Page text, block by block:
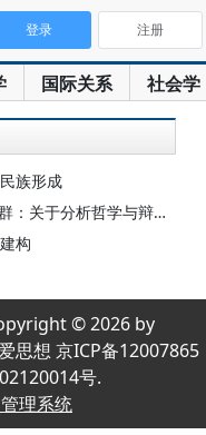
国际关系 社会学
登录 注册
族形成
析哲学与辩证哲学的对话
构
© 2026 by
思想 京ICP备12007865
号.
理系统